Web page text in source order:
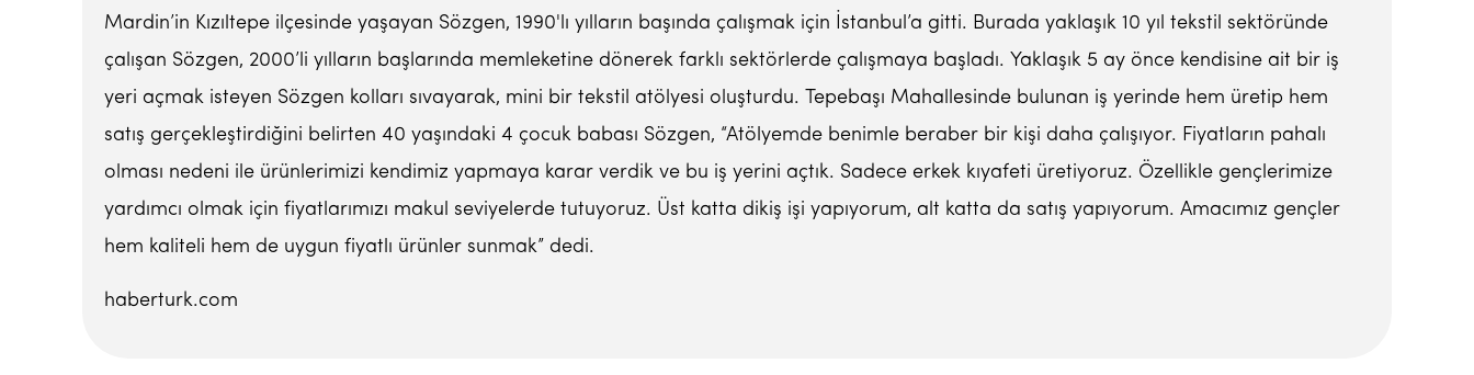
Mardin’in Kızıltepe ilçesinde yaşayan Sözgen, 1990'lı yılların başında çalışmak için İstanbul’a gitti. Burada yaklaşık 10 yıl tekstil sektöründe
çalışan Sözgen, 2000’li yılların başlarında memleketine dönerek farklı sektörlerde çalışmaya başladı. Yaklaşık 5 ay önce kendisine ait bir iş
yeri açmak isteyen Sözgen kolları sıvayarak, mini bir tekstil atölyesi oluşturdu. Tepebaşı Mahallesinde bulunan iş yerinde hem üretip hem
satış gerçekleştirdiğini belirten 40 yaşındaki 4 çocuk babası Sözgen, “Atölyemde benimle beraber bir kişi daha çalışıyor. Fiyatların pahalı
olması nedeni ile ürünlerimizi kendimiz yapmaya karar verdik ve bu iş yerini açtık. Sadece erkek kıyafeti üretiyoruz. Özellikle gençlerimize
yardımcı olmak için fiyatlarımızı makul seviyelerde tutuyoruz. Üst katta dikiş işi yapıyorum, alt katta da satış yapıyorum. Amacımız gençler
hem kaliteli hem de uygun fiyatlı ürünler sunmak” dedi.
haberturk.com